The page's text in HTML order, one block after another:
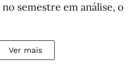
no semestre em análise, o
Ver mais